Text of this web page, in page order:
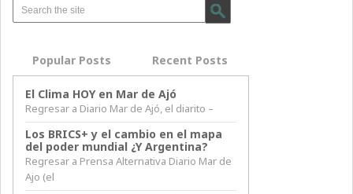
Popular Posts Recent Posts
El Clima HOY en Mar de Ajó
Regresar a Diario Mar de Ajó, el diarito –
Los BRICS+ y el cambio en el mapa
del poder mundial ¿Y Argentina?
Regresar a Prensa Alternativa Diario Mar de
Ajo (el